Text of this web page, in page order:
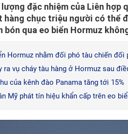
đặc nhiệm của Liên hợp
hàng chục triệu người có thể
bón qua eo biển Hormuz
Hormuz nhằm đối phó tàu chiến đối
ra vụ cháy tàu hàng ở Hormuz sau
của kênh đào Panama tăng tới 15%
Mỹ phát tín hiệu khẩn cấp trên eo